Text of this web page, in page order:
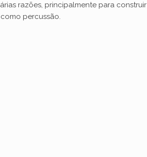
razões, principalmente para construir
percussão.